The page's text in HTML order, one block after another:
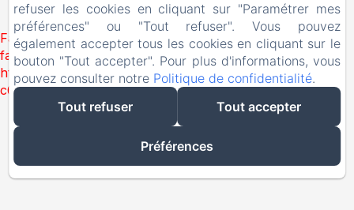
Failed to load BookingEngine/index: Loading chunk 1322
failed. (missing:
https://d1cmur5l0xva3h.cloudfront.net/packs/1322-
c6e932f9d3d27b65-1bf7c4dc6a241241.js)
refuser les cookies en cliquant sur "Paramétrer mes
préférences" ou "Tout refuser". Vous pouvez
également accepter tous les cookies en cliquant sur le
bouton "Tout accepter". Pour plus d'informations, vous
pouvez consulter notre Politique de confidentialité.
Tout refuser
Tout accepter
Préférences